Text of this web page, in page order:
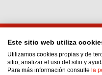
Interflon Perú S.A.C.
Calle Joaquin Capello No.
San Martin de Porres
Este sitio web utiliza
Utilizamos cookies propias y de
sitio, analizar el uso del sitio y
Para más información consulte la